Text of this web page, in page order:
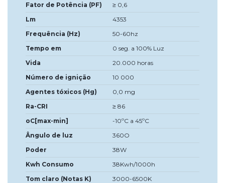
Fator de Potência (PF)
≥ 0,6
Lm
4353
Frequência (Hz)
50-60hz
Tempo em
0 seg. a 100% Luz
Vida
20.000 horas
Número de ignição
10 000
Agentes tóxicos (Hg)
0,0 mg
Ra-CRI
≥ 86
oC[max-min]
-10ºC a 45ºC
Ângulo de luz
360O
Poder
38W
Kwh Consumo
38Kwh/1000h
Tom claro (Notas K)
3000-6500K